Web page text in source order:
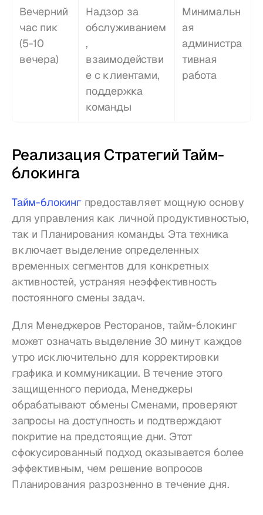
Вечерний
час пик
(5-10
вечера)
Надзор за
обслуживанием
,
взаимодействи
е с клиентами,
поддержка
команды
Минимальн
ая
администра
тивная
работа
Реализация Стратегий Тайм-
блокинга
Тайм-блокинг предоставляет мощную основу
для управления как личной продуктивностью,
так и Планирования команды. Эта техника
включает выделение определенных
временных сегментов для конкретных
активностей, устраняя неэффективность
постоянного смены задач.
Для Менеджеров Ресторанов, тайм-блокинг
может означать выделение 30 минут каждое
утро исключительно для корректировки
графика и коммуникации. В течение этого
защищенного периода, Менеджеры
обрабатывают обмены Сменами, проверяют
запросы на доступность и подтверждают
покритие на предстоящие дни. Этот
сфокусированный подход оказывается более
эффективным, чем решение вопросов
Планирования разрозненно в течение дня.